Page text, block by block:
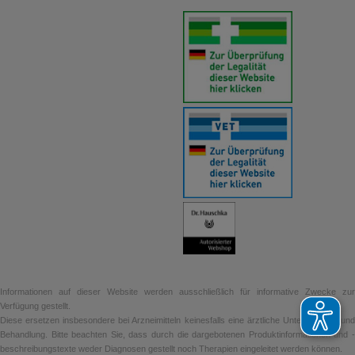
Informationen auf dieser Website werden ausschließlich für informative Zwecke zur
Verfügung gestellt.
Diese ersetzen insbesondere bei Arzneimitteln keinesfalls eine ärztliche Untersuchung und
Behandlung. Bitte beachten Sie, dass durch die dargebotenen Produktinformationen und -
beschreibungstexte weder Diagnosen gestellt noch Therapien eingeleitet werden können.